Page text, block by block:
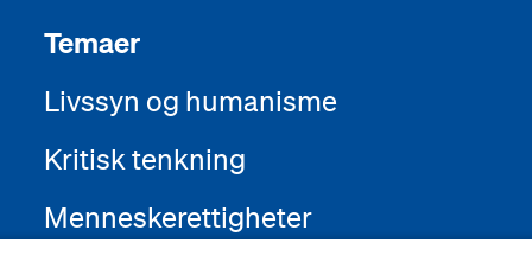
Temaer
Livssyn og humanisme
Kritisk tenkning
Menneskerettigheter